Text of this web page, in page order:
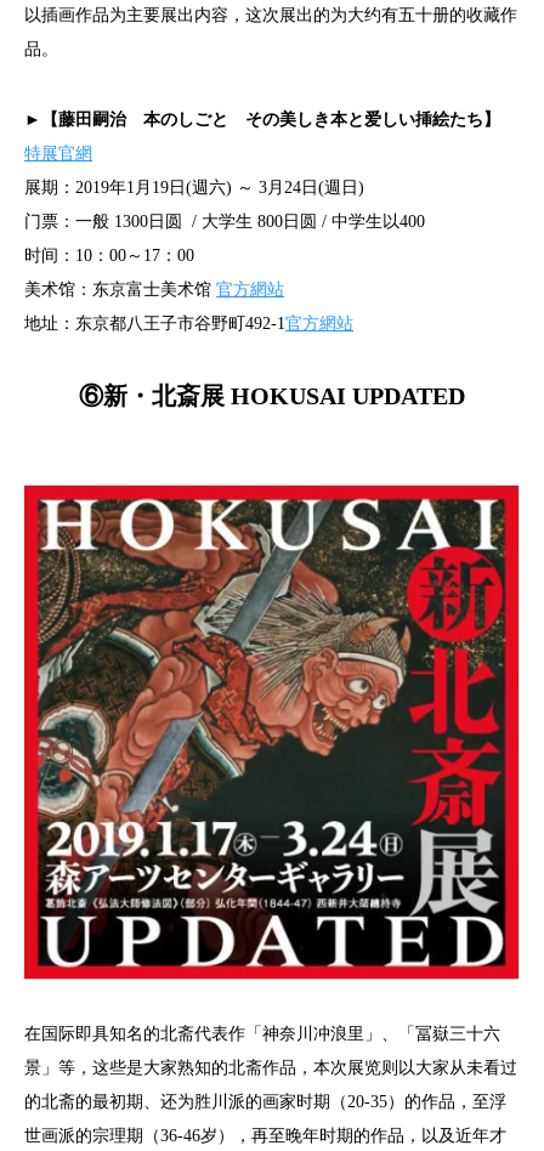
以插画作品为主要展出内容，这次展出的为大约有五十册的收藏作
品。
►【藤田嗣治 本のしごと その美しき本と爱しい挿絵たち】
特展官網
展期：2019年1月19日(週六) ～ 3月24日(週日)
门票：一般 1300日圆 / 大学生 800日圆 / 中学生以400
时间：10：00～17：00
美术馆：东京富士美术馆 官方網站
地址：东京都八王子市谷野町492-1官方網站
⑥新・北斎展 HOKUSAI UPDATED
在国际即具知名的北斋代表作「神奈川冲浪里」、「冨嶽三十六
景」等，这些是大家熟知的北斋作品，本次展览则以大家从未看过
的北斋的最初期、还为胜川派的画家时期（20-35）的作品，至浮
世画派的宗理期（36-46岁），再至晚年时期的作品，以及近年才